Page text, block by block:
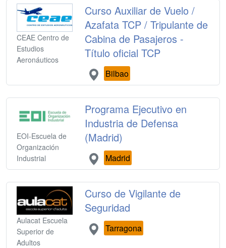
CEAE Centro de
Estudios
Aeronáuticos
Curso Auxiliar de Vuelo /
Azafata TCP / Tripulante de
Cabina de Pasajeros -
Título oficial TCP
Bilbao
EOI-Escuela de
Organización
Industrial
Programa Ejecutivo en
Industria de Defensa
(Madrid)
Madrid
Aulacat Escuela
Superior de
Adultos
Curso de Vigilante de
Seguridad
Tarragona